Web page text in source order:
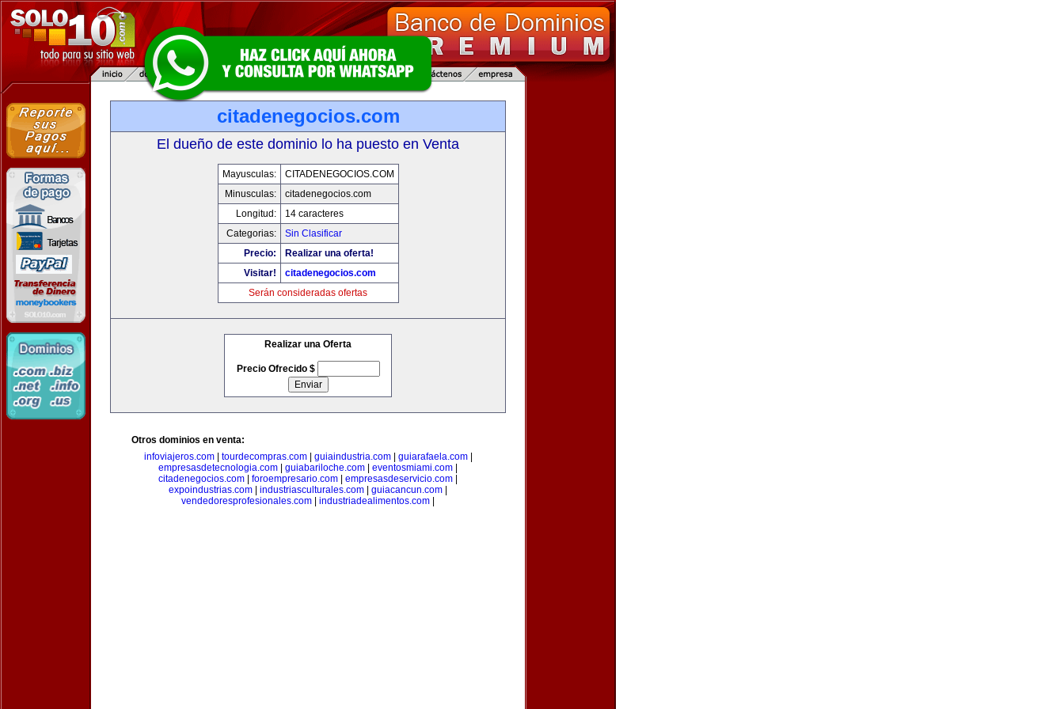
citadenegocios.com
El dueño de este dominio lo ha puesto en Venta
Mayusculas:
CITADENEGOCIOS.COM
Minusculas:
citadenegocios.com
Longitud:
14 caracteres
Categorias:
Sin Clasificar
Precio:
Realizar una oferta!
Visitar!
citadenegocios.com
Serán consideradas ofertas
Realizar una Oferta
Precio Ofrecido $
Otros dominios en venta:
infoviajeros.com| tourdecompras.com| guiaindustria.com| guiarafaela.com|
empresasdetecnologia.com
guiabariloche.com eventosmiami.com
citadenegocios.com
foroempresario.com empresasdeservicio.com
expoindustrias.com
industriasculturales.com guiacancun.com
vendedoresprofesionales.com
industriadealimentos.com